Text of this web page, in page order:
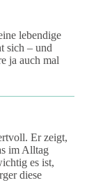
lebendige
sich – und
ja auch mal
Er zeigt,
im Alltag
es ist,
diese